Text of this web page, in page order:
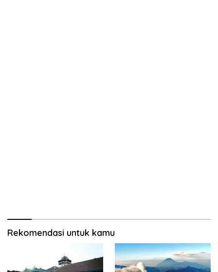
Rekomendasi untuk kamu